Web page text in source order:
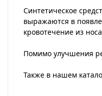
Синтетическое
выражаются в
кровотечение из
Помимо улучшения
Также в нашем